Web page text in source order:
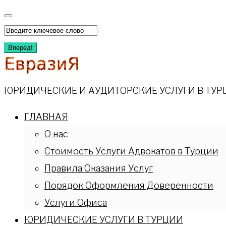
Перейти
к
содержимому
Искать:
Вперед!
ЮРИДИЧЕСКИЕ И АУДИТОРСКИЕ УСЛУГИ В
ГЛАВНАЯ
О нас
Стоимость Услуги Адвокатов в Турции
Правила Оказания Услуг
Порядок Оформления Доверенности
Услуги Офиса
ЮРИДИЧЕСКИЕ УСЛУГИ В ТУРЦИИ